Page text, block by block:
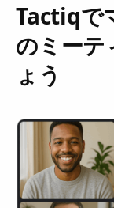
Tactiqで
のミーテ
ょう